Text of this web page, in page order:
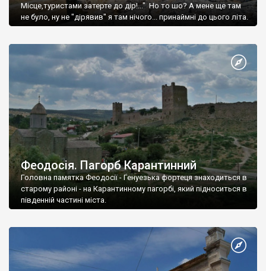
Місце,туристами затерте до дір!..." Но то шо? А мене ще там
не було, ну не "дірявив" я там нічого... принаймні до цього літа.
Феодосія. Пагорб Карантинний
Головна памятка Феодосії - Генуезька фортеця знаходиться в
старому районі - на Карантинному пагорбі, який підноситься в
південній частині міста.